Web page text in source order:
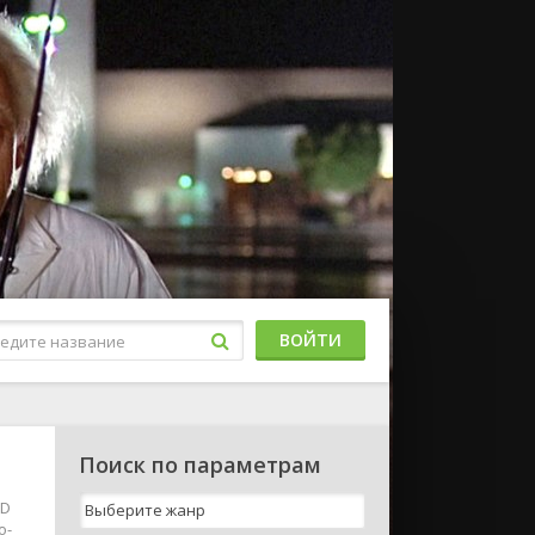
ВОЙТИ
Поиск по параметрам